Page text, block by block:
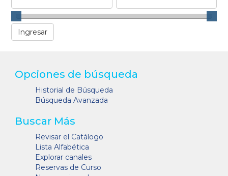
Opciones de búsqueda
Historial de Búsqueda
Búsqueda Avanzada
Buscar Más
Revisar el Catálogo
Lista Alfabética
Explorar canales
Reservas de Curso